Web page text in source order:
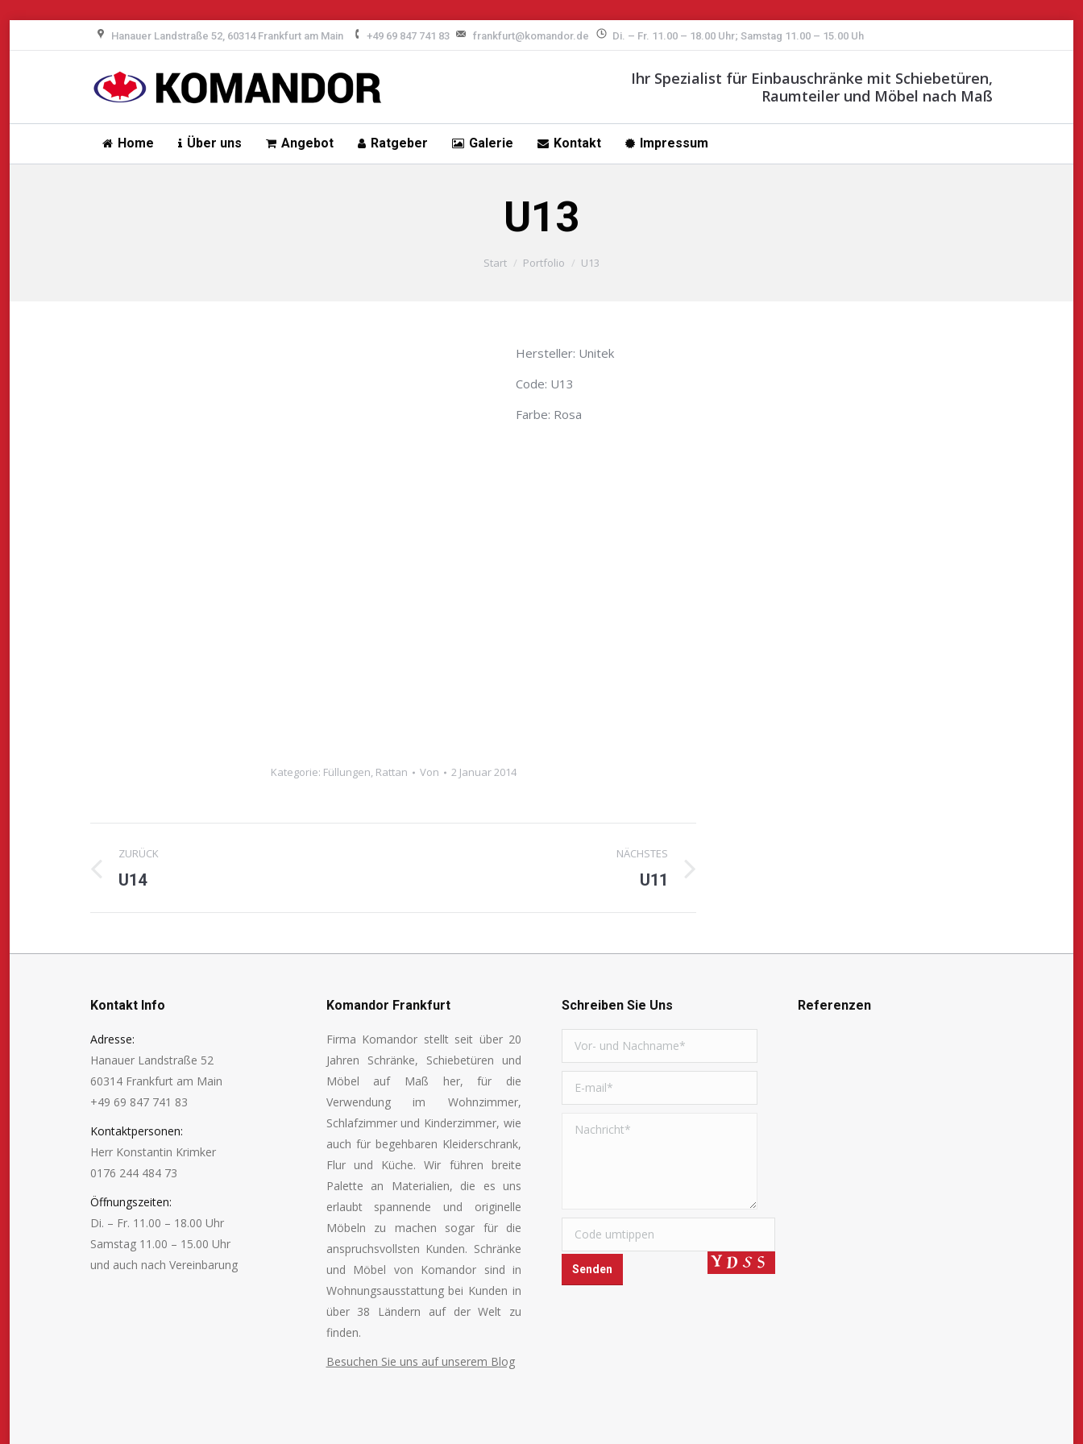
Hanauer Landstraße 52, 60314 Frankfurt am Main +49 69 847 741 83 frankfurt@komandor.de Di. – Fr. 11.00 – 18.00 Uhr; Samstag 11.00 – 15.00 Uh
Ihr Spezialist für Einbauschränke mit Schiebetüren,
Raumteiler und Möbel nach Maß
Home Über uns Angebot Ratgeber Galerie Kontakt Impressum
U13
Start Portfolio U13
Hersteller: Unitek
Code: U13
Farbe: Rosa
Kategorie: Füllungen, Rattan Von 2 Januar 2014
Project
navigation
ZURÜCK
Previous
U14
NÄCHSTES
U11
Kontakt Info
Adresse:
Hanauer Landstraße 52
60314 Frankfurt am Main
+49 69 847 741 83
Kontaktpersonen:
Herr Konstantin Krimker
0176 244 484 73
Öffnungszeiten:
Di. – Fr. 11.00 – 18.00 Uhr
Samstag 11.00 – 15.00 Uhr
und auch nach Vereinbarung
Komandor Frankfurt
Firma Komandor stellt seit über 20
Jahren Schränke, Schiebetüren und
Möbel auf Maß her, für die
Verwendung im Wohnzimmer,
Schlafzimmer und Kinderzimmer, wie
auch für begehbaren Kleiderschrank,
Flur und Küche. Wir führen breite
Palette an Materialien, die es uns
erlaubt spannende und originelle
Möbeln zu machen sogar für die
anspruchsvollsten Kunden. Schränke
und Möbel von Komandor sind in
Wohnungsausstattung bei Kunden in
über 38 Ländern auf der Welt zu
finden.
Besuchen Sie uns auf unserem Blog
Schreiben Sie Uns Referenzen